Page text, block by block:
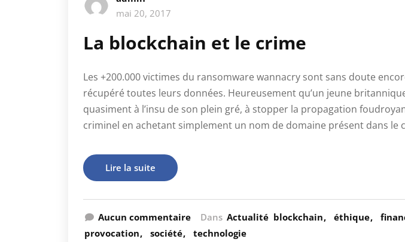
mai 20, 2017
La blockchain et le crime
Les +200.000 victimes du ransomware wannacry sont sans doute
récupéré toutes leurs données. Heureusement qu’un jeune
quasiment à l’insu de son plein gré, à stopper la propagation
criminel en achetant simplement un nom de domaine présent dans le
Lire la suite
Aucun commentaire Dans Actualité blockchain éthique
provocation
société technologie